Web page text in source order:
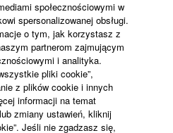
społecznościowymi w
spersonalizowanej obsługi.
o tym, jak korzystasz z
partnerom zajmującym
i analityka.
pliki cookie”,
z plików cookie i innych
informacji na temat
zmiany ustawień, kliknij
Jeśli nie zgadzasz się,